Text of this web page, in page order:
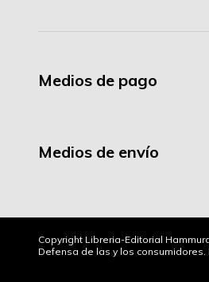
Medios de pago
Medios de envío
Copyright Libreria-Editorial
Defensa de las y los consumidores.